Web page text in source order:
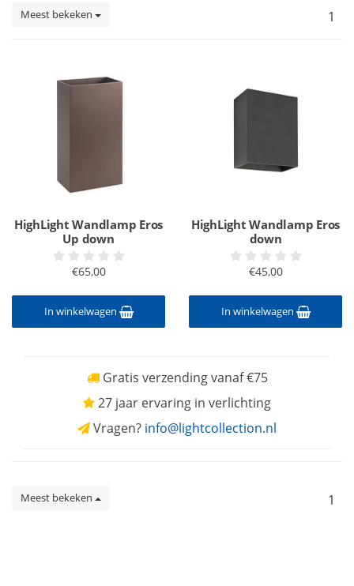
Meest bekeken 1
HighLight Wandlamp Eros
Up down
€65,00
In winkelwagen
HighLight Wandlamp Eros
down
€45,00
In winkelwagen
Gratis verzending vanaf €75
27 jaar ervaring in verlichting
Vragen? info@lightcollection.nl
Meest bekeken 1